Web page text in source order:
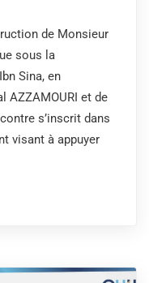
de Monsieur
sous la
Sina, en
AZZAMOURI et de
s’inscrit dans
visant à appuyer